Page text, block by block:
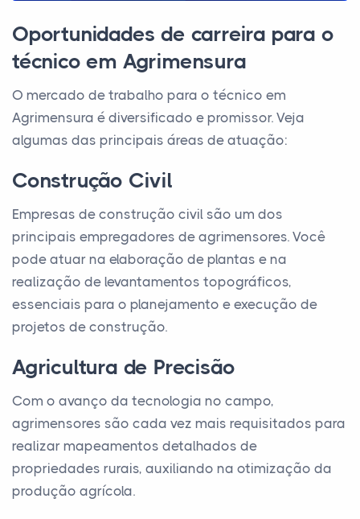
Oportunidades de carreira para o
técnico em Agrimensura
O mercado de trabalho para o técnico em
Agrimensura é diversificado e promissor. Veja
algumas das principais áreas de atuação:
Construção Civil
Empresas de construção civil são um dos
principais empregadores de agrimensores. Você
pode atuar na elaboração de plantas e na
realização de levantamentos topográficos,
essenciais para o planejamento e execução de
projetos de construção.
Agricultura de Precisão
Com o avanço da tecnologia no campo,
agrimensores são cada vez mais requisitados para
realizar mapeamentos detalhados de
propriedades rurais, auxiliando na otimização da
produção agrícola.